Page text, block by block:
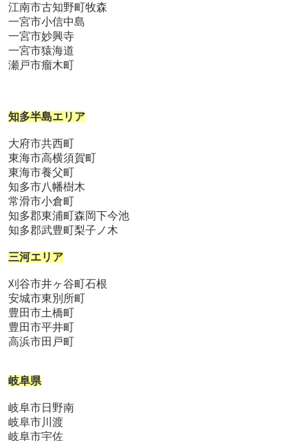
江南市古知野町牧森
一宮市小信中島
一宮市妙興寺
一宮市猿海道
瀬戸市瘤木町
知多半島エリア
大府市共西町
東海市高横須賀町
東海市養父町
知多市八幡樹木
常滑市小倉町
知多郡東浦町森岡下今池
知多郡武豊町梨子ノ木
三河エリア
刈谷市井ヶ谷町石根
安城市東別所町
豊田市土橋町
豊田市平井町
高浜市田戸町
岐阜県
岐阜市日野南
岐阜市川渡
岐阜市宇佐